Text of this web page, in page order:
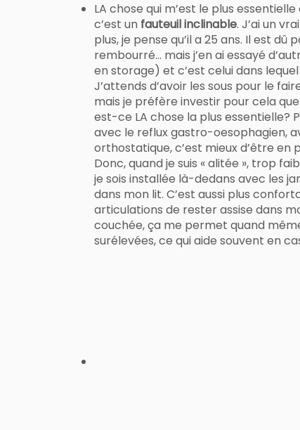
LA chose qui m’est le plus
c’est un fauteuil inclinable. J’ai un
plus, je pense qu’il a 25 ans. Il est
rembourré… mais j’en ai essayé
en storage) et c’est celui dans
J’attends d’avoir les sous pour le
mais je préfère investir pour cela
est-ce LA chose la plus essentielle?
avec le reflux gastro-oesophagien,
orthostatique, c’est mieux d’être en
Donc, quand je suis « alitée », trop
je sois installée là-dedans avec les
dans mon lit. C’est aussi plus
articulations de rester assise dans
couchée, ça me permet quand
surélevées, ce qui aide souvent en